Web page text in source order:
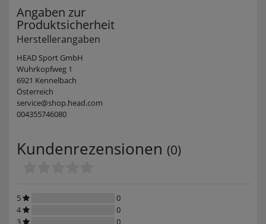
Angaben zur
Produktsicherheit
Herstellerangaben
HEAD Sport GmbH
Wuhrkopfweg 1
6921 Kennelbach
Österreich
service@shop.head.com
004355746080
Kundenrezensionen (0)
5
0
4
0
3
0